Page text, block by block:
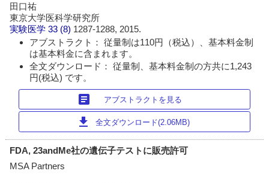
田口祐
東京大学医科学研究所
実験医学 33 (8) 1287-1288, 2015.
アブストラクト： 従量制は110円（税込）、基本料金制
は基本料金に含まれます。
全文ダウンロード： 従量制、基本料金制の方共に1,243
円(税込) です。
article アブストラクトを見る
download 全文ダウンロード(2.06MB)
FDA, 23andMe社の遺伝子テストに販売許可
MSA Partners